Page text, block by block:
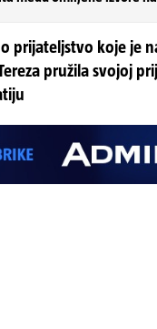
prijateljstvo koje je
pružila svojoj